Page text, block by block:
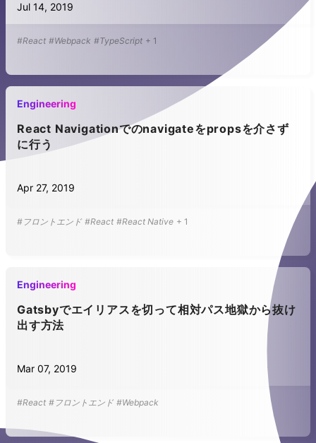
Jul 14, 2019
#React #Webpack #TypeScript + 1
Engineering
React Navigationでのnavigateをpropsを介さず
に行う
Apr 27, 2019
#フロントエンド #React #React Native + 1
Engineering
Gatsbyでエイリアスを切って相対パス地獄から抜け
出す方法
Mar 07, 2019
#React #フロントエンド #Webpack